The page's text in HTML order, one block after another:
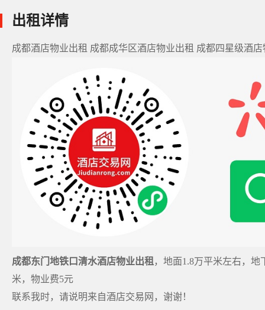
出租详情
成都酒店物业出租 成都成华区酒店物业出租 成都四星级酒
成都东门地铁口清水酒店物业出租 ，地面1.8万平米左右，
米，物业费5元
联系我时，请说明来自酒店交易网，谢谢！